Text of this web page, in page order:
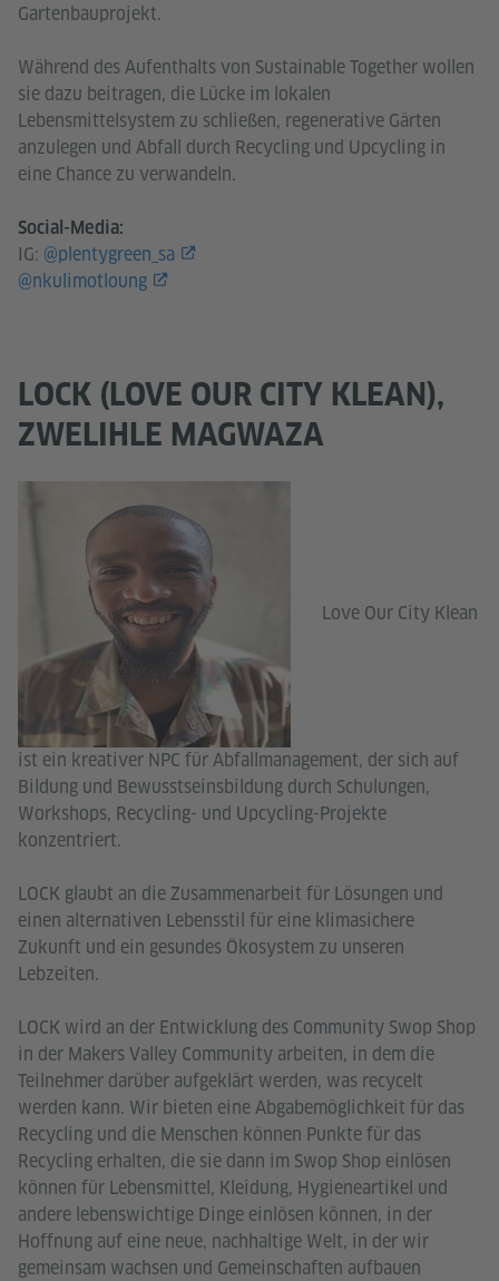
Gartenbauprojekt.
Während des Aufenthalts von Sustainable Together wollen
sie dazu beitragen, die Lücke im lokalen
Lebensmittelsystem zu schließen, regenerative Gärten
anzulegen und Abfall durch Recycling und Upcycling in
eine Chance zu verwandeln.
Social-Media:
IG: @plentygreen_sa
@nkulimotloung
LOCK (LOVE OUR CITY KLEAN),
ZWELIHLE MAGWAZA
Love Our City Klean
ist ein kreativer NPC für Abfallmanagement, der sich auf
Bildung und Bewusstseinsbildung durch Schulungen,
Workshops, Recycling- und Upcycling-Projekte
konzentriert.
LOCK glaubt an die Zusammenarbeit für Lösungen und
einen alternativen Lebensstil für eine klimasichere
Zukunft und ein gesundes Ökosystem zu unseren
Lebzeiten.
LOCK wird an der Entwicklung des Community Swop Shop
in der Makers Valley Community arbeiten, in dem die
Teilnehmer darüber aufgeklärt werden, was recycelt
werden kann. Wir bieten eine Abgabemöglichkeit für das
Recycling und die Menschen können Punkte für das
Recycling erhalten, die sie dann im Swop Shop einlösen
können für Lebensmittel, Kleidung, Hygieneartikel und
andere lebenswichtige Dinge einlösen können, in der
Hoffnung auf eine neue, nachhaltige Welt, in der wir
gemeinsam wachsen und Gemeinschaften aufbauen